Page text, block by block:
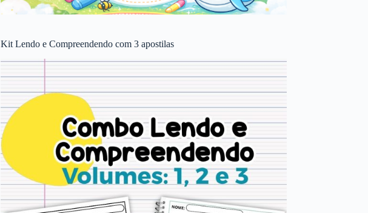
Kit Lendo e Compreendendo com 3 apostilas